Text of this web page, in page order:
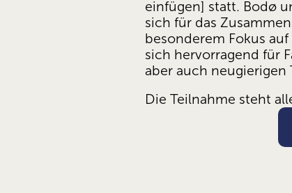
einfügen] statt. Bodø
sich für das
besonderem Fokus
sich hervorragend für
aber auch
Die Teilnahme steht